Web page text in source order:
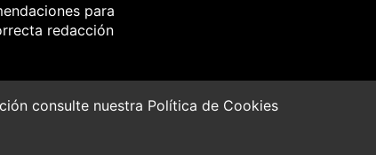
para
redacción
consulte nuestra Política de Cookies